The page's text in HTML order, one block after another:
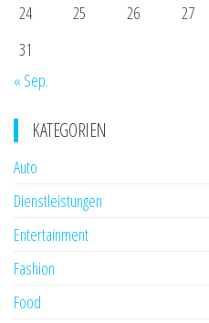
24
25 26 27
31
« Sep.
KATEGORIEN
Auto
Dienstleistungen
Entertainment
Fashion
Food